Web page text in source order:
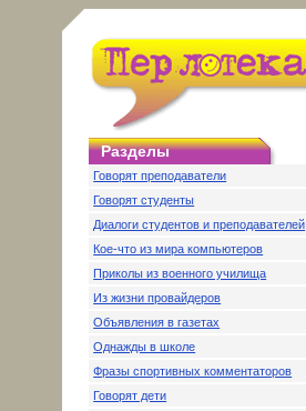
Разделы
Говорят преподаватели
Говорят студенты
Диалоги студентов и преподавателей
Кое-что из мира компьютеров
Приколы из военного училища
Из жизни провайдеров
Объявления в газетах
Однажды в школе
Фразы спортивных комментаторов
Говорят дети